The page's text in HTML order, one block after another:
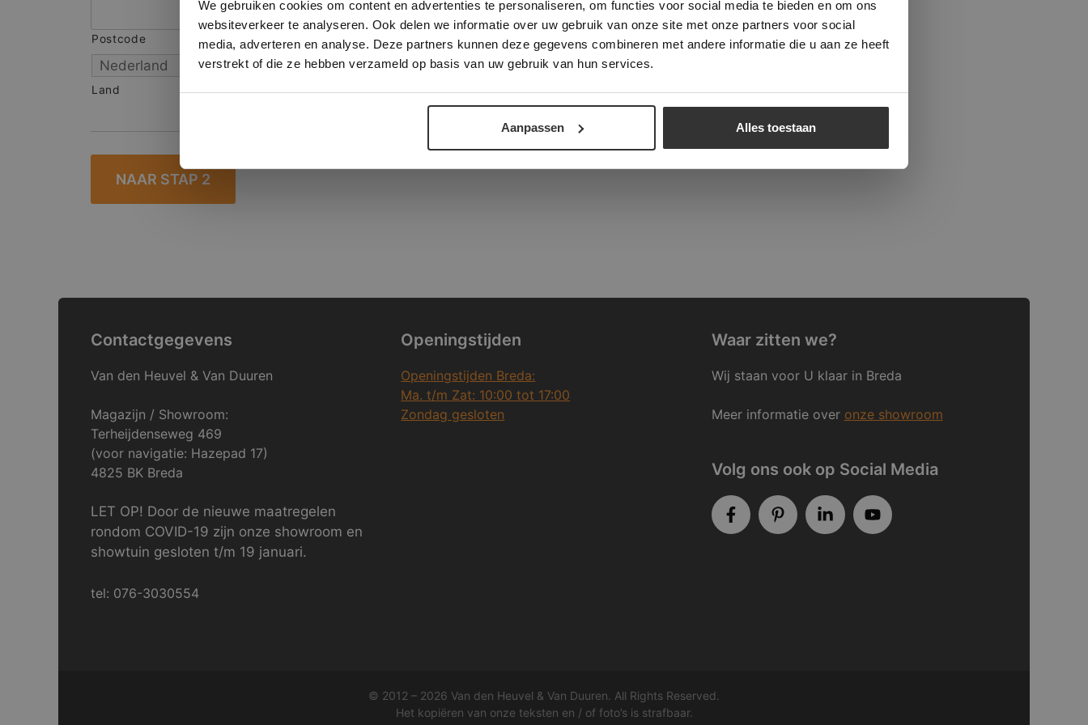
We gebruiken cookies om content en advertenties te personaliseren, om functies voor social media te bieden en om ons
websiteverkeer te analyseren. Ook delen we informatie over uw gebruik van onze site met onze partners voor social
media, adverteren en analyse. Deze partners kunnen deze gegevens combineren met andere informatie die u aan ze heeft
verstrekt of die ze hebben verzameld op basis van uw gebruik van hun services.
Aanpassen Alles toestaan
Postcode Stad
Land
Contactgegevens
Van den Heuvel & Van Duuren
Magazijn / Showroom:
Terheijdenseweg 469
(voor navigatie: Hazepad 17)
4825 BK Breda
LET OP! Door de nieuwe maatregelen
rondom COVID-19 zijn onze showroom en
showtuin gesloten t/m 19 januari.
tel: 076-3030554
Openingstijden
Openingstijden Breda:
Ma. t/m Zat: 10:00 tot 17:00
Zondag gesloten
Waar zitten we?
Wij staan voor U klaar in Breda
Meer informatie over onze showroom
Volg ons ook op Social Media
© 2012 – 2026 Van den Heuvel & Van Duuren. All Rights Reserved.
Het kopiëren van onze teksten en / of foto’s is strafbaar.
verder
ALLES ACCEPTEREN ALLES AFWIJZEN